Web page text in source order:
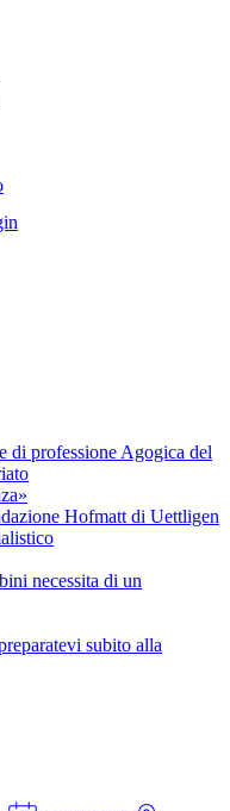
di professione Agogica del
Hofmatt di Uettligen
necessita di un
subito alla